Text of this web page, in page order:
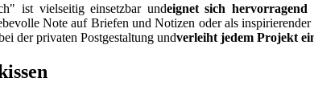
ist vielseitig einsetzbar undeignet sich
Note auf Briefen und Notizen oder als
der privaten Postgestaltung undverleiht jedem Projekt